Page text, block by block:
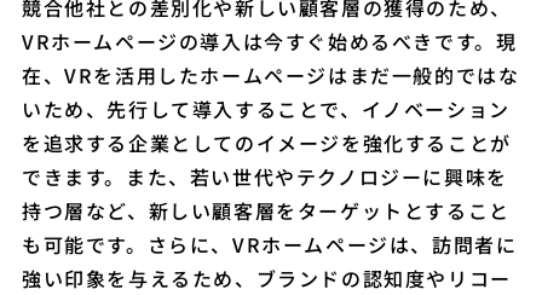
競合他社との差別化や新しい顧客層の獲得のため、
VRホームページの導入は今すぐ始めるべきです。現
在、VRを活用したホームページはまだ一般的ではな
いため、先行して導入することで、イノベーション
を追求する企業としてのイメージを強化することが
できます。また、若い世代やテクノロジーに興味を
持つ層など、新しい顧客層をターゲットとすること
も可能です。さらに、VRホームページは、訪問者に
強い印象を与えるため、ブランドの認知度やリコー